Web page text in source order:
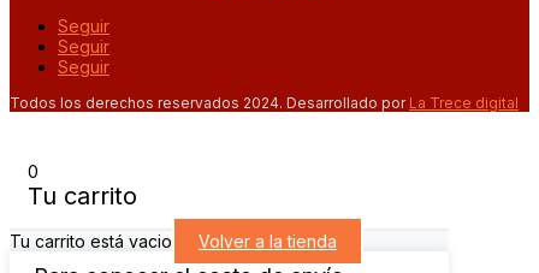
Seguir
Seguir
Seguir
Todos los derechos reservados 2024. Desarrollado por La Trece digital
0
Tu carrito
Tu carrito está vacio Volver a la tienda